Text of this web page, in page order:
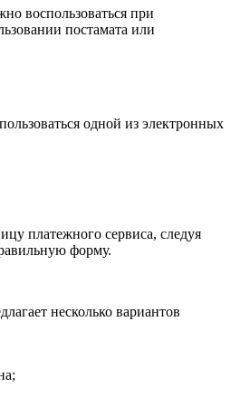
воспользоваться при
постамата или
одной из электронных
платежного сервиса, следуя
форму.
несколько вариантов